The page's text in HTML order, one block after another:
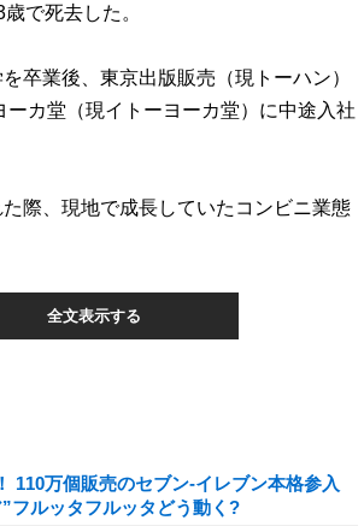
で死去した。
卒業後、東京出版販売（現トーハン）
ーカ堂（現イトーヨーカ堂）に中途入社
際、現地で成長していたコンビニ業態
全文表示する
110万個販売のセブン-イレブン本格参入
フルッタフルッタどう動く?